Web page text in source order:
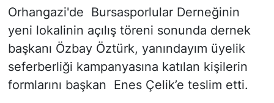
Orhangazi'de Bursasporlular Derneğinin
yeni lokalinin açılış töreni sonunda dernek
başkanı Özbay Öztürk, yanındayım üyelik
seferberliği kampanyasına katılan kişilerin
formlarını başkan Enes Çelik’e teslim etti.